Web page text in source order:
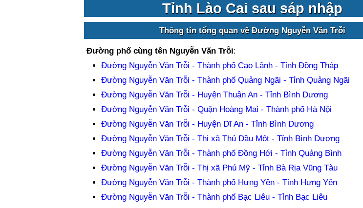
Tỉnh Lào Cai sau sáp nhập
Thông tin tổng quan về Đường Nguyễn Văn Trỗi
Đường phố cùng tên Nguyễn Văn Trỗi:
Đường Nguyễn Văn Trỗi - Thành phố Cao Lãnh - Tỉnh Đồng Tháp
Đường Nguyễn Văn Trỗi - Thành phố Quảng Ngãi - Tỉnh Quảng Ngãi
Đường Nguyễn Văn Trỗi - Huyện Thuận An - Tỉnh Bình Dương
Đường Nguyễn Văn Trỗi - Quận Hoàng Mai - Thành phố Hà Nội
Đường Nguyễn Văn Trỗi - Huyện Dĩ An - Tỉnh Bình Dương
Đường Nguyễn Văn Trỗi - Thị xã Thủ Dầu Một - Tỉnh Bình Dương
Đường Nguyễn Văn Trỗi - Thành phố Đồng Hới - Tỉnh Quảng Bình
Đường Nguyễn Văn Trỗi - Thị xã Phú Mỹ - Tỉnh Bà Rịa Vũng Tàu
Đường Nguyễn Văn Trỗi - Thành phố Hưng Yên - Tỉnh Hưng Yên
Đường Nguyễn Văn Trỗi - Thành phố Bạc Liêu - Tỉnh Bạc Liêu